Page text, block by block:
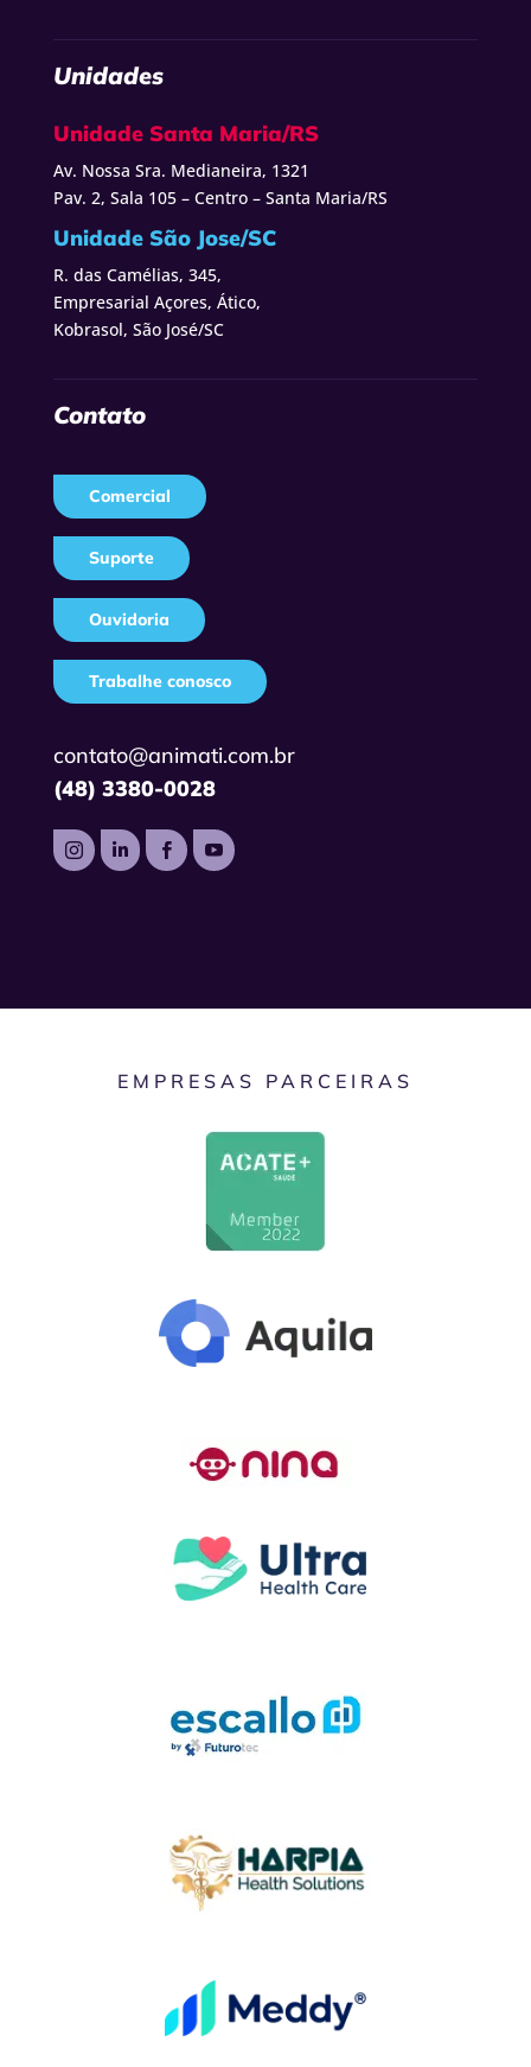
Unidades
Unidade Santa Maria/RS
Av. Nossa Sra. Medianeira, 1321
Pav. 2, Sala 105 – Centro – Santa Maria/RS
Unidade São Jose/SC
R. das Camélias, 345,
Empresarial Açores, Ático,
Kobrasol, São José/SC
Contato
Comercial
Suporte
Ouvidoria
Trabalhe conosco
contato@animati.com.br
(48) 3380-0028
   
EMPRESAS PARCEIRAS